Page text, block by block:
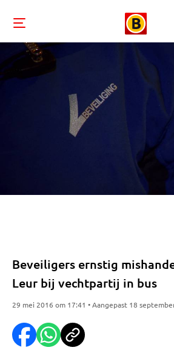
Beveiligers ernstig
Leur bij vechtpartij in bus
29 mei 2016 om 17:41 • Aangepast 18